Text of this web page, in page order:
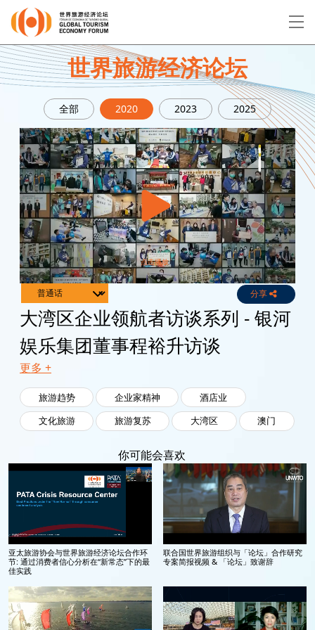
EN 繁 简
关于论坛
论坛议程
演讲者
世界旅游经济论坛
全部 2020 2023 2025
Channels 分享
大湾区企业领航者访谈系列 - 银河
娱乐集团董事程裕升访谈
更多 +
旅游趋势 企业家精神
酒店业
文化旅游
旅游复苏 大湾区 澳门
你可能会喜欢
亚太旅游协会与世界旅游经济论坛合作环
节: 通过消费者信心分析在“新常态”下的最
佳实践
联合国世界旅游组织与「论坛」合作研究
专案简报视频 & 「论坛」致谢辞